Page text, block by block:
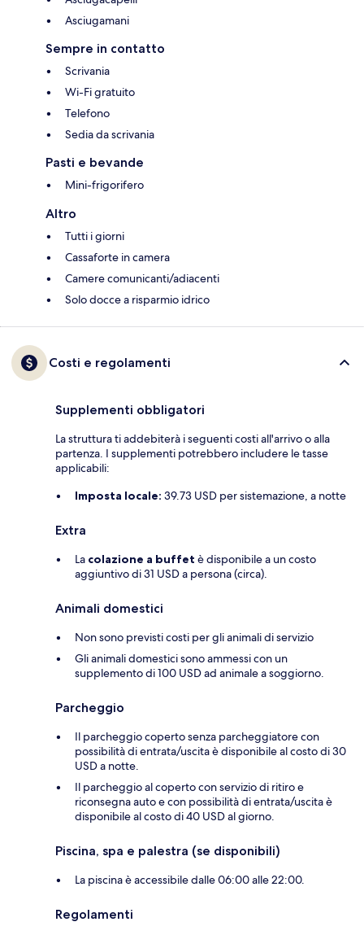
Asciugamani
Sempre in contatto
Scrivania
Wi-Fi gratuito
Telefono
Sedia da scrivania
Pasti e bevande
Mini-frigorifero
Altro
Tutti i giorni
Cassaforte in camera
Camere comunicanti/adiacenti
Solo docce a risparmio idrico
Costi e regolamenti
Supplementi obbligatori
La struttura ti addebiterà i seguenti costi all'arrivo o alla
partenza. I supplementi potrebbero includere le tasse
applicabili:
Imposta locale: 39.73 USD per sistemazione, a notte
Extra
La colazione a buffet è disponibile a un costo
aggiuntivo di 31 USD a persona (circa).
Animali domestici
Non sono previsti costi per gli animali di servizio
Gli animali domestici sono ammessi con un
supplemento di 100 USD ad animale a soggiorno.
Parcheggio
Il parcheggio coperto senza parcheggiatore con
possibilità di entrata/uscita è disponibile al costo di 30
USD a notte.
Il parcheggio al coperto con servizio di ritiro e
riconsegna auto e con possibilità di entrata/uscita è
disponibile al costo di 40 USD al giorno.
Piscina, spa e palestra (se disponibili)
La piscina è accessibile dalle 06:00 alle 22:00.
Regolamenti